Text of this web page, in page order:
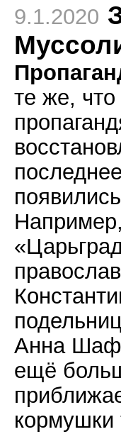
9.1.2020
те же, что
Анна
ещё
кормушки